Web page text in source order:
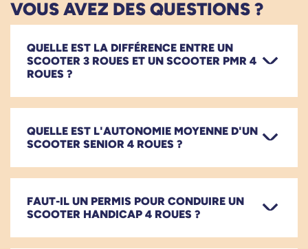
VOUS AVEZ DES QUESTIONS ?
QUELLE EST LA DIFFÉRENCE ENTRE UN
SCOOTER 3 ROUES ET UN SCOOTER PMR 4
ROUES ?
QUELLE EST L'AUTONOMIE MOYENNE D'UN
SCOOTER SENIOR 4 ROUES ?
FAUT-IL UN PERMIS POUR CONDUIRE UN
SCOOTER HANDICAP 4 ROUES ?